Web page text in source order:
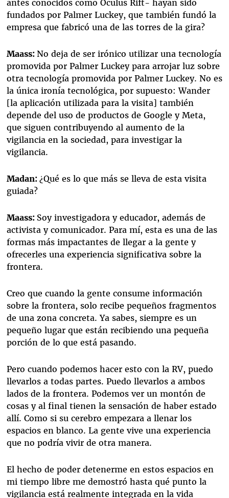
antes conocidos como Oculus Rift- hayan sido
fundados por Palmer Luckey, que también fundó la
empresa que fabricó una de las torres de la gira?
Maass: No deja de ser irónico utilizar una tecnología
promovida por Palmer Luckey para arrojar luz sobre
otra tecnología promovida por Palmer Luckey. No es
la única ironía tecnológica, por supuesto: Wander
[la aplicación utilizada para la visita] también
depende del uso de productos de Google y Meta,
que siguen contribuyendo al aumento de la
vigilancia en la sociedad, para investigar la
vigilancia.
Madan: ¿Qué es lo que más se lleva de esta visita
guiada?
Maass: Soy investigadora y educador, además de
activista y comunicador. Para mí, esta es una de las
formas más impactantes de llegar a la gente y
ofrecerles una experiencia significativa sobre la
frontera.
Creo que cuando la gente consume información
sobre la frontera, solo recibe pequeños fragmentos
de una zona concreta. Ya sabes, siempre es un
pequeño lugar que están recibiendo una pequeña
porción de lo que está pasando.
Pero cuando podemos hacer esto con la RV, puedo
llevarlos a todas partes. Puedo llevarlos a ambos
lados de la frontera. Podemos ver un montón de
cosas y al final tienen la sensación de haber estado
allí. Como si su cerebro empezara a llenar los
espacios en blanco. La gente vive una experiencia
que no podría vivir de otra manera.
El hecho de poder detenerme en estos espacios en
mi tiempo libre me demostró hasta qué punto la
vigilancia está realmente integrada en la vida